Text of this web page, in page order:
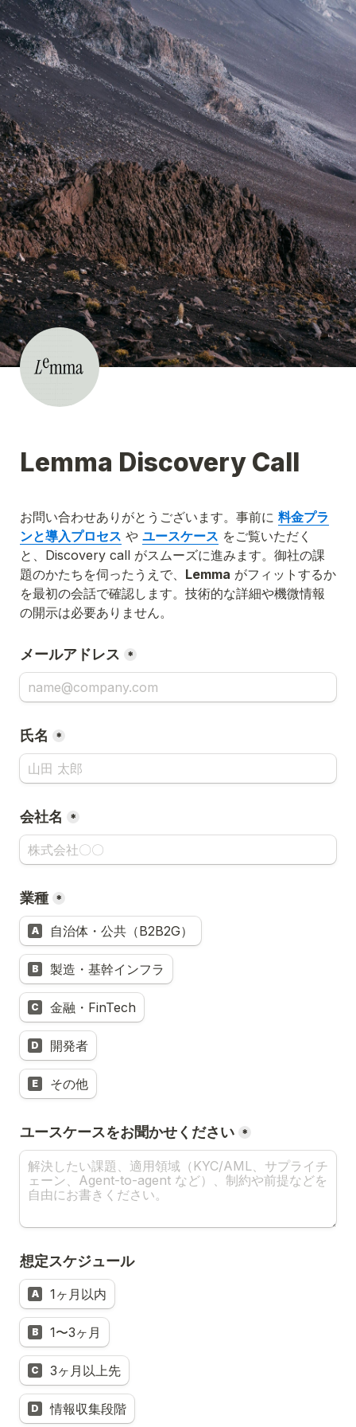
Lemma Discovery Call
お問い合わせありがとうございます。事前に 料金プラ
ンと導入プロセス や ユースケース をご覧いただく
と、Discovery call がスムーズに進みます。御社の課
題のかたちを伺ったうえで、 Lemma がフィットするか
を最初の会話で確認します。技術的な詳細や機微情報
の開示は必要ありません。
メールアドレス *
氏名 *
会社名 *
業種 *
A 自治体・公共（B2B2G）
B 製造・基幹インフラ
C 金融・FinTech
D 開発者
E その他
ユースケースをお聞かせください *
想定スケジュール
A 1ヶ月以内
B 1〜3ヶ月
C 3ヶ月以上先
D 情報収集段階